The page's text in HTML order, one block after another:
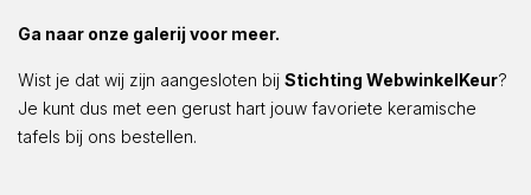
Ga naar onze galerij voor meer.
Wist je dat wij zijn aangesloten bij Stichting WebwinkelKeur?
Je kunt dus met een gerust hart jouw favoriete keramische
tafels bij ons bestellen.